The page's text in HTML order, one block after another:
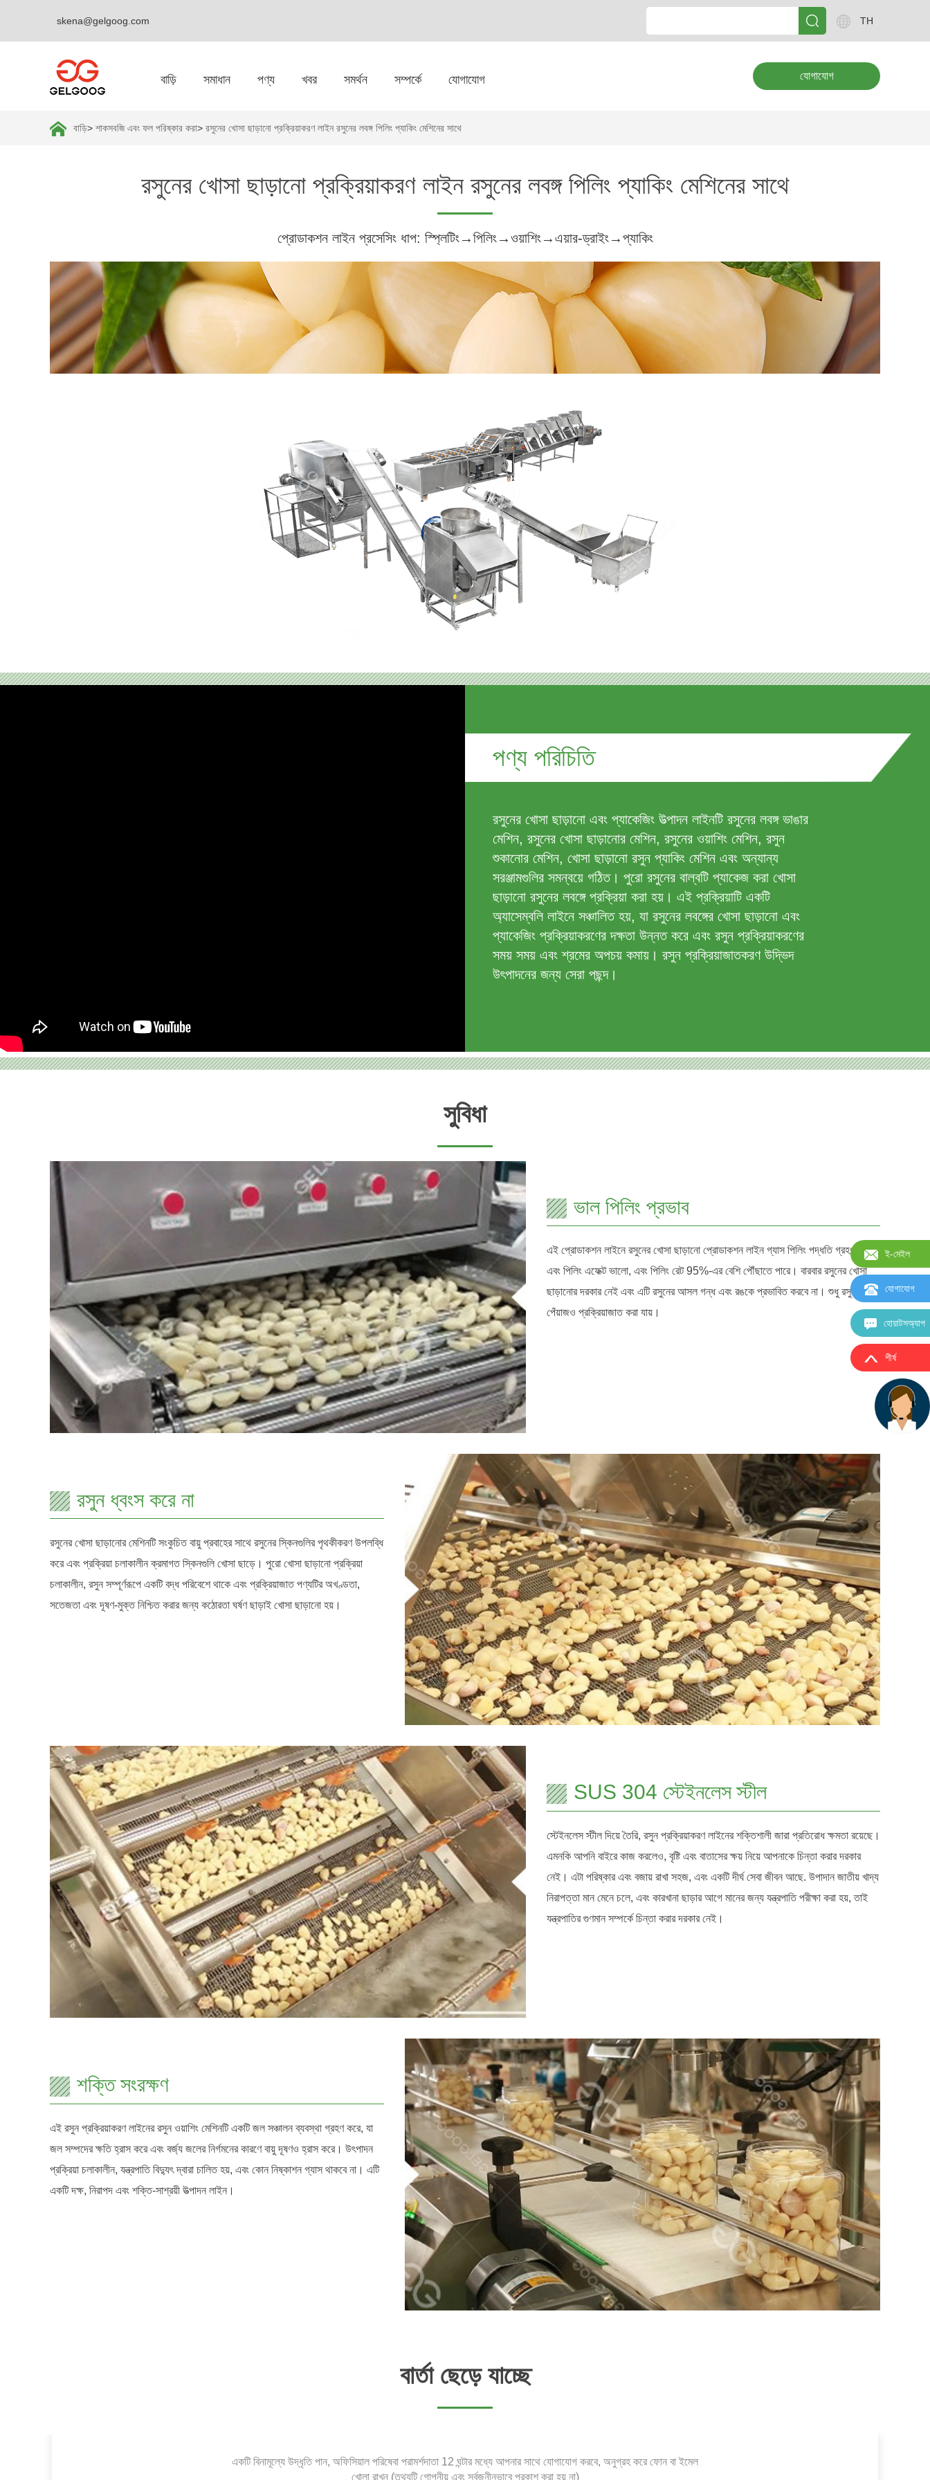
skena@gelgoog.com TH
বাড়ি সমাধান পণ্য খবর সমর্থন সম্পর্কে যোগাযোগ যোগাযোগ
বাড়ি> শাকসবজি এবং ফল পরিষ্কার করা> রসুনের খোসা ছাড়ানো প্রক্রিয়াকরণ লাইন রসুনের লবঙ্গ পিলিং প্যাকিং মেশিনের সাথে
রসুনের খোসা ছাড়ানো প্রক্রিয়াকরণ লাইন রসুনের লবঙ্গ পিলিং প্যাকিং মেশিনের সাথে
প্রোডাকশন লাইন প্রসেসিং ধাপ: স্প্লিটিং→পিলিং→ওয়াশিং→এয়ার-ড্রাইং→প্যাকিং
পণ্য পরিচিতি
রসুনের খোসা ছাড়ানো এবং প্যাকেজিং উত্পাদন লাইনটি রসুনের লবঙ্গ ভাঙার
মেশিন, রসুনের খোসা ছাড়ানোর মেশিন, রসুনের ওয়াশিং মেশিন, রসুন
শুকানোর মেশিন, খোসা ছাড়ানো রসুন প্যাকিং মেশিন এবং অন্যান্য
সরঞ্জামগুলির সমন্বয়ে গঠিত। পুরো রসুনের বাল্বটি প্যাকেজ করা খোসা
ছাড়ানো রসুনের লবঙ্গে প্রক্রিয়া করা হয়। এই প্রক্রিয়াটি একটি
অ্যাসেম্বলি লাইনে সঞ্চালিত হয়, যা রসুনের লবঙ্গের খোসা ছাড়ানো এবং
প্যাকেজিং প্রক্রিয়াকরণের দক্ষতা উন্নত করে এবং রসুন প্রক্রিয়াকরণের
সময় সময় এবং শ্রমের অপচয় কমায়। রসুন প্রক্রিয়াজাতকরণ উদ্ভিদ
উৎপাদনের জন্য সেরা পছন্দ।
সুবিধা
ভাল পিলিং প্রভাব
এই প্রোডাকশন লাইনে রসুনের খোসা ছাড়ানো প্রোডাকশন লাইন গ্যাস পিলিং পদ্ধতি গ্রহণ করে
এবং পিলিং এফেক্ট ভালো, এবং পিলিং রেট 95%-এর বেশি পৌঁছাতে পারে। বারবার রসুনের খোসা
ছাড়ানোর দরকার নেই এবং এটি রসুনের আসল গন্ধ এবং রঙকে প্রভাবিত করবে না। শুধু রসুন নয়
পেঁয়াজও প্রক্রিয়াজাত করা যায়।
রসুন ধ্বংস করে না
রসুনের খোসা ছাড়ানোর মেশিনটি সংকুচিত বায়ু প্রবাহের সাথে রসুনের স্কিনগুলির পৃথকীকরণ উপলব্ধি
করে এবং প্রক্রিয়া চলাকালীন ক্রমাগত স্কিনগুলি খোসা ছাড়ে। পুরো খোসা ছাড়ানো প্রক্রিয়া
চলাকালীন, রসুন সম্পূর্ণরূপে একটি বদ্ধ পরিবেশে থাকে এবং প্রক্রিয়াজাত পণ্যটির অখণ্ডতা,
সতেজতা এবং দূষণ-মুক্ত নিশ্চিত করার জন্য কঠোরতা ঘর্ষণ ছাড়াই খোসা ছাড়ানো হয়।
SUS 304 স্টেইনলেস স্টীল
স্টেইনলেস স্টীল দিয়ে তৈরি, রসুন প্রক্রিয়াকরণ লাইনের শক্তিশালী জারা প্রতিরোধ ক্ষমতা রয়েছে।
এমনকি আপনি বাইরে কাজ করলেও, বৃষ্টি এবং বাতাসের ক্ষয় নিয়ে আপনাকে চিন্তা করার দরকার
নেই। এটা পরিষ্কার এবং বজায় রাখা সহজ, এবং একটি দীর্ঘ সেবা জীবন আছে. উপাদান জাতীয় খাদ্য
নিরাপত্তা মান মেনে চলে, এবং কারখানা ছাড়ার আগে মানের জন্য যন্ত্রপাতি পরীক্ষা করা হয়, তাই
যন্ত্রপাতির গুণমান সম্পর্কে চিন্তা করার দরকার নেই।
শক্তি সংরক্ষণ
এই রসুন প্রক্রিয়াকরণ লাইনের রসুন ওয়াশিং মেশিনটি একটি জল সঞ্চালন ব্যবস্থা গ্রহণ করে, যা
জল সম্পদের ক্ষতি হ্রাস করে এবং বর্জ্য জলের নির্গমনের কারণে বায়ু দূষণও হ্রাস করে। উৎপাদন
প্রক্রিয়া চলাকালীন, যন্ত্রপাতি বিদ্যুৎ দ্বারা চালিত হয়, এবং কোন নিষ্কাশন গ্যাস থাকবে না। এটি
একটি দক্ষ, নিরাপদ এবং শক্তি-সাশ্রয়ী উত্পাদন লাইন।
বার্তা ছেড়ে যাচ্ছে
একটি বিনামূল্যে উদ্ধৃতি পান, অফিসিয়াল পরিষেবা পরামর্শদাতা 12 ঘন্টার মধ্যে আপনার সাথে যোগাযোগ করবে, অনুগ্রহ করে ফোন বা ইমেল
খোলা রাখুন (তথ্যটি গোপনীয় এবং সর্বজনীনভাবে প্রকাশ করা হয় না)
ই-মেইল
যোগাযোগ
হোয়াটসঅ্যাপ
শীর্ষ